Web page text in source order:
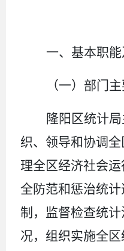
一、基本职
（一）部门
隆阳区统计
织、领导和协调
理全区经济社会
全防范和惩治统
制，监督检查统
况，组织实施全